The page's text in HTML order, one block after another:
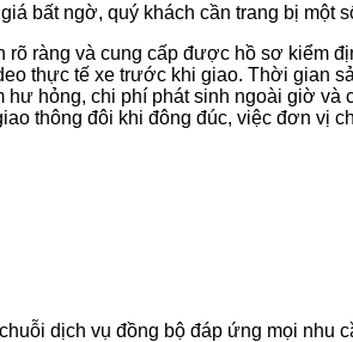
bất ngờ, quý khách cần trang bị một
ràng và cung cấp được hồ sơ kiểm
thực tế xe trước khi giao. Thời gian
hư hỏng, chi phí phát sinh ngoài giờ và
thông đôi khi đông đúc, việc đơn vị
dịch vụ đồng bộ đáp ứng mọi nhu